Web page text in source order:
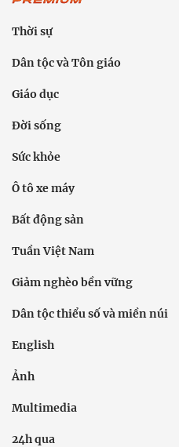
Thời sự
Dân tộc và Tôn giáo
Giáo dục
Đời sống
Sức khỏe
Ô tô xe máy
Bất động sản
Tuần Việt Nam
Giảm nghèo bền vững
Dân tộc thiểu số và miền núi
English
Ảnh
Multimedia
24h qua